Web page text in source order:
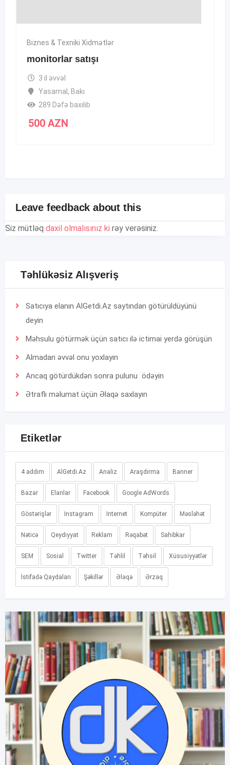
Biznes & Texniki Xidmətlər
monitorlar satışı
3 il əvvəl
Yasamal , Bakı
289 Dəfə baxılıb
500 AZN
Leave feedback about this
Siz mütləq daxil olmalısınız ki rəy verəsiniz.
Təhlükəsiz Alışveriş
Satıcıya elanın AlGetdi.Az saytından götürüldüyünü
deyin
Məhsulu götürmək üçün satıcı ilə ictimai yerdə görüşün
Almadan əvvəl onu yoxlayın
Ancaq götürdükdən sonra pulunu ödəyin
Ətraflı məlumat üçün Əlaqə saxlayın
Etiketlər
4 addım AlGetdi.Az Analiz Araşdırma Banner
Bazar Elanlar Facebook Google AdWords
Göstərişlər Instagram Internet Kompüter Məsləhət
Nəticə Qeydiyyat Reklam Rəqabət Sahibkar
SEM Sosial Twitter Təhlil Təhsil Xüsusiyyətlər
İstifadə Qaydaları Şəkillər Əlaqə Ərzaq